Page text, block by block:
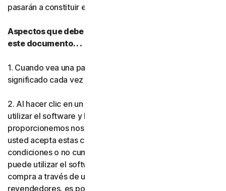
pasarán a constituir el
Aspectos que debe tener en cuenta mientras lee
este documento. . .
1. Cuando vea una palabra en
significado cada vez que se utilice en este documento.
2. Al hacer clic en un botón de aceptación, instalar o
utilizar el software y los servicios (ya sea que los
proporcionemos nosotros o uno de nuestros socios),
usted acepta estas condiciones. Si no acepta las
condiciones o no cumple las normas que establecen, no
puede utilizar el software ni los servicios. Si realizó la
compra a través de uno de nuestros socios o
revendedores, es posible que se le apliquen condiciones